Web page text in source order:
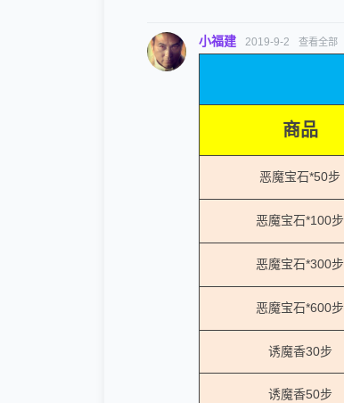
小福建 2019-9-2 查看全部
商品
恶魔宝石*50步
恶魔宝石*100步
恶魔宝石*300步
恶魔宝石*600步
诱魔香30步
诱魔香50步